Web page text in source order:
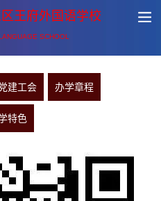
王府外国语学校
SCHOOL
建工会 办学章程
特色